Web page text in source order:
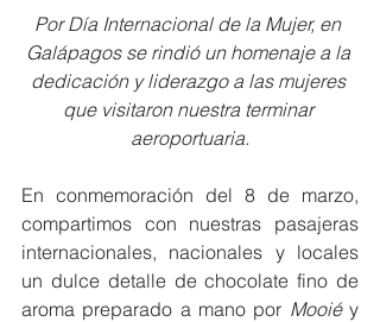
Por Día Internacional de la Mujer, en
Galápagos se rindió un homenaje a la
dedicación y liderazgo a las mujeres
que visitaron nuestra terminar
aeroportuaria.
En conmemoración del 8 de marzo,
compartimos con nuestras pasajeras
internacionales, nacionales y locales
un dulce detalle de chocolate fino de
aroma preparado a mano por Mooié y